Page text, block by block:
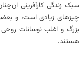
سبک زندگی کارآفرینی
چیزهای زیادی است، و
بزرگ و اغلب نوسانات روحی
هستند.